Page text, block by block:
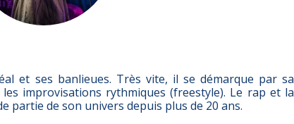
et ses banlieues. Très vite, il se démarque par sa
improvisations rythmiques (freestyle). Le rap et la
partie de son univers depuis plus de 20 ans.